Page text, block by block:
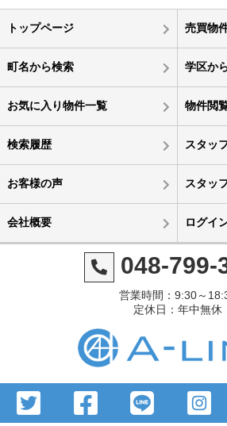
トップページ 売買物
町名から検索 学区か
お気に入り物件一覧 物件閲
検索履歴 スタッ
お客様の声 スタッ
会社概要 ログイ
048-799-
営業時間：9:30～
定休日：年中無休